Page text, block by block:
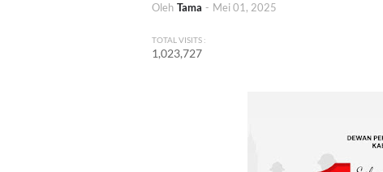
Oleh Tama - Mei 01, 2025
TOTAL VISITS :
1,023,727